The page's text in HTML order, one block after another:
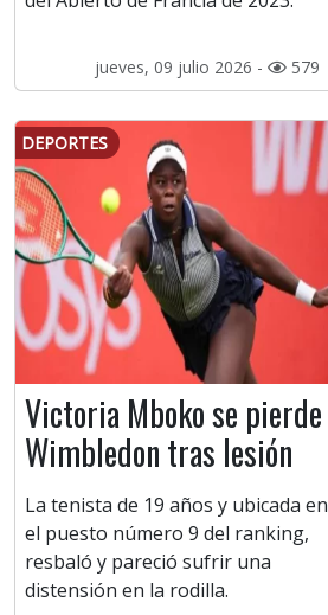
jueves, 09 julio 2026 - 579
DEPORTES
Victoria Mboko se pierde
Wimbledon tras lesión
La tenista de 19 años y ubicada en
el puesto número 9 del ranking,
resbaló y pareció sufrir una
distensión en la rodilla.